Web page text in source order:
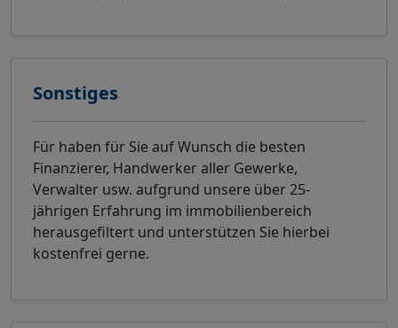
Sonstiges
Für haben für Sie auf Wunsch die besten
Finanzierer, Handwerker aller Gewerke,
Verwalter usw. aufgrund unsere über 25-
jährigen Erfahrung im immobilienbereich
herausgefiltert und unterstützen Sie hierbei
kostenfrei gerne.